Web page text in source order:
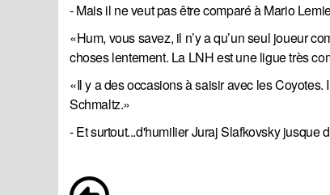
- Mais il ne veut pas être comparé à Mario
«Hum, vous savez, il n’y a qu’un seul joueur
choses lentement. La LNH est une ligue très
«Il y a des occasions à saisir avec les
Schmaltz.»
- Et surtout...d'humilier Juraj Slafkovsky jusque